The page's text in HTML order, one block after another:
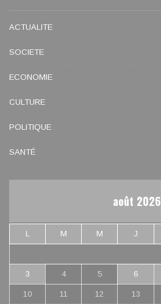
ACTUALITE
SOCIETE
ECONOMIE
CULTURE
POLITIQUE
SANTÉ
août 2026
L M M J
3 4 5 6
10 11 12 13